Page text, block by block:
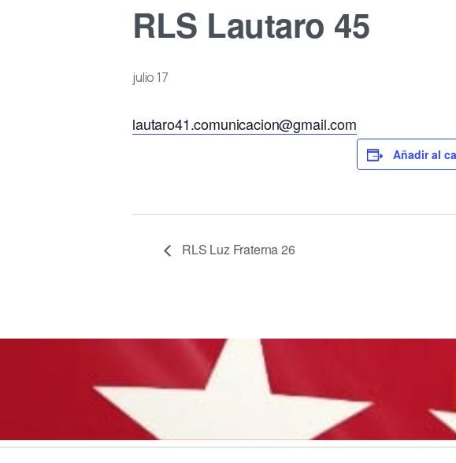
RLS Lautaro 45
julio 17
lautaro41.comunicacion@gmail.com
Añadir al
RLS Luz Fraterna 26